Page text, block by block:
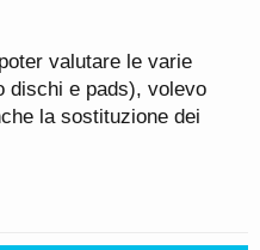
valutare le varie
dischi e pads), volevo
la sostituzione dei